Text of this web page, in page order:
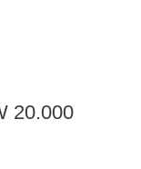
20.000